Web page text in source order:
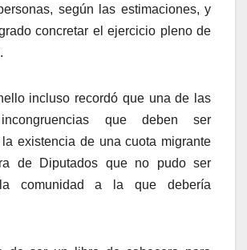
según las estimaciones, y
concretar el ejercicio pleno de
incluso recordó que una de las
que deben ser
existencia de una cuota migrante
de Diputados que no pudo ser
comunidad a la que debería